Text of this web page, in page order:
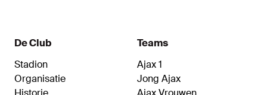
De Club
Stadion
Organisatie
Teams
Ajax 1
Jong Ajax